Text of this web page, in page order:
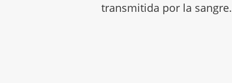
transmitida por la sangre.